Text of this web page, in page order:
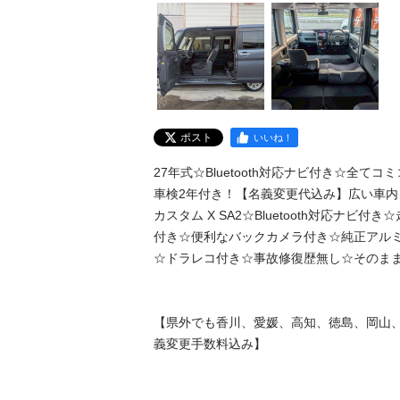
ポスト いいね！
27年式☆Bluetooth対応ナビ付き☆全てコミ
車検2年付き！【名義変更代込み】広い車
カスタム X SA2☆Bluetooth対応ナビ付き
付き☆便利なバックカメラ付き☆純正アル
☆ドラレコ付き☆事故修復歴無し☆そのま
【県外でも香川、愛媛、高知、徳島、岡山
義変更手数料込み】